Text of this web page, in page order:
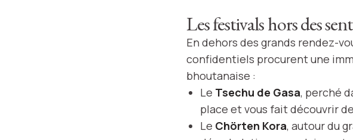
Les festivals hors des
En dehors des grands rendez-
confidentiels procurent une
bhoutanaise :
Le Tsechu de Gasa, perché
place et vous fait découvrir
Le Chörten Kora, autour du